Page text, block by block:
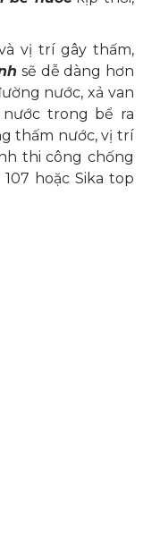
vị trí gây thấm,
sẽ dễ dàng hơn
nước, xả van
trong bể ra
thấm nước, vị trí
thi công chống
hoặc Sika top